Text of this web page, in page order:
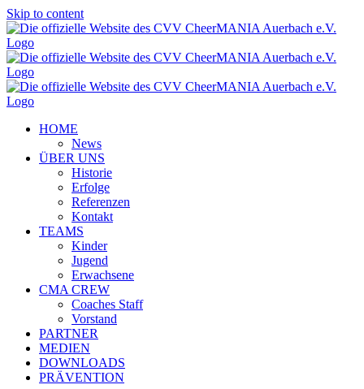
Skip to content
HOME
News
ÜBER UNS
Historie
Erfolge
Referenzen
Kontakt
TEAMS
Kinder
Jugend
Erwachsene
CMA CREW
Coaches Staff
Vorstand
PARTNER
MEDIEN
DOWNLOADS
PRÄVENTION